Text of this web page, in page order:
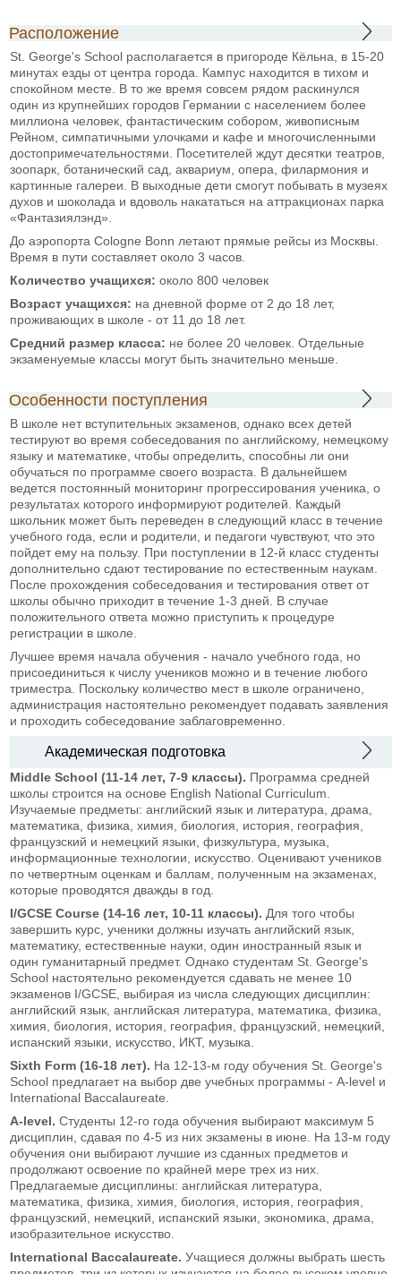
Расположение
St. George's School располагается в пригороде Кёльна, в 15-20
минутах езды от центра города. Кампус находится в тихом и
спокойном месте. В то же время совсем рядом раскинулся
один из крупнейших городов Германии с населением более
миллиона человек, фантастическим собором, живописным
Рейном, симпатичными улочками и кафе и многочисленными
достопримечательностями. Посетителей ждут десятки театров,
зоопарк, ботанический сад, аквариум, опера, филармония и
картинные галереи. В выходные дети смогут побывать в музеях
духов и шоколада и вдоволь накататься на аттракционах парка
«Фантазиялэнд».
До аэропорта Cologne Bonn летают прямые рейсы из Москвы.
Время в пути составляет около 3 часов.
Количество учащихся: около 800 человек
Возраст учащихся: на дневной форме от 2 до 18 лет,
проживающих в школе - от 11 до 18 лет.
Средний размер класса: не более 20 человек. Отдельные
экзаменуемые классы могут быть значительно меньше.
Особенности поступления
В школе нет вступительных экзаменов, однако всех детей
тестируют во время собеседования по английскому, немецкому
языку и математике, чтобы определить, способны ли они
обучаться по программе своего возраста. В дальнейшем
ведется постоянный мониторинг прогрессирования ученика, о
результатах которого информируют родителей. Каждый
школьник может быть переведен в следующий класс в течение
учебного года, если и родители, и педагоги чувствуют, что это
пойдет ему на пользу. При поступлении в 12-й класс студенты
дополнительно сдают тестирование по естественным наукам.
После прохождения собеседования и тестирования ответ от
школы обычно приходит в течение 1-3 дней. В случае
положительного ответа можно приступить к процедуре
регистрации в школе.
Лучшее время начала обучения - начало учебного года, но
присоединиться к числу учеников можно и в течение любого
триместра. Поскольку количество мест в школе ограничено,
администрация настоятельно рекомендует подавать заявления
и проходить собеседование заблаговременно.
Академическая подготовка
Middle School (11-14 лет, 7-9 классы). Программа средней
школы строится на основе English National Curriculum.
Изучаемые предметы: английский язык и литература, драма,
математика, физика, химия, биология, история, география,
французский и немецкий языки, физкультура, музыка,
информационные технологии, искусство. Оценивают учеников
по четвертным оценкам и баллам, полученным на экзаменах,
которые проводятся дважды в год.
I/GCSE Course (14-16 лет, 10-11 классы). Для того чтобы
завершить курс, ученики должны изучать английский язык,
математику, естественные науки, один иностранный язык и
один гуманитарный предмет. Однако студентам St. George's
School настоятельно рекомендуется сдавать не менее 10
экзаменов I/GCSE, выбирая из числа следующих дисциплин:
английский язык, английская литература, математика, физика,
химия, биология, история, география, французский, немецкий,
испанский языки, искусство, ИКТ, музыка.
Sixth Form (16-18 лет). На 12-13-м году обучения St. George's
School предлагает на выбор две учебных программы - A-level и
International Baccalaureate.
A-level. Студенты 12-го года обучения выбирают максимум 5
дисциплин, сдавая по 4-5 из них экзамены в июне. На 13-м году
обучения они выбирают лучшие из сданных предметов и
продолжают освоение по крайней мере трех из них.
Предлагаемые дисциплины: английская литература,
математика, физика, химия, биология, история, география,
французский, немецкий, испанский языки, экономика, драма,
изобразительное искусство.
International Baccalaureate. Учащиеся должны выбрать шесть